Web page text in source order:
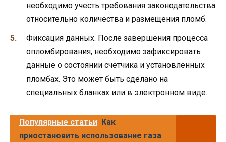
необходимо учесть требования законодательства
относительно количества и размещения пломб.
Фиксация данных. После завершения процесса
опломбирования, необходимо зафиксировать
данные о состоянии счетчика и установленных
пломбах. Это может быть сделано на
специальных бланках или в электронном виде.
Популярные статьи Как
приостановить использование газа